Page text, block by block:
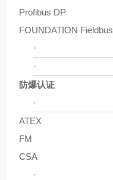
Profibus DP
FOUNDATION Fieldbus
·
·
防爆认证
·
ATEX
FM
CSA
·